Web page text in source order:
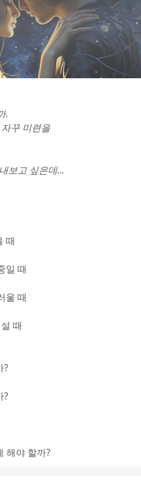
.
꾸 미련을
보고 싶은데…
때
일 때
울 때
때
?
?
해야 할까?